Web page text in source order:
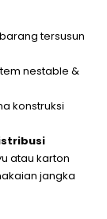
tersusun
nestable &
konstruksi
atau karton
jangka